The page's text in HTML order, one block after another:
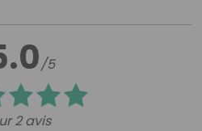
/5
2 avis